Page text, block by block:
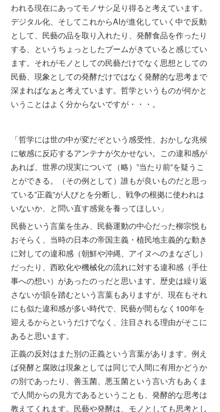
われる現在にあってモノサシ足り得ると考えています。
デジタル化、そしてこれからAIが進化していく中で反動
として、民藝の品を取り入れたり、発酵食品を作ったり
する、というちょっとしたブームがきていると感じてい
ます。それがモノとしての民藝だけでなく思想としての
民藝、現象としての発酵だけではなく発酵的な思考まで
深まればなぁと考えています。哲学というものが何かと
いうことはよく分からないですが・・・。
「哲学には世の中が変だぞという感受性、おかしな兆候
に敏感に反応するアンテナが欠かせない。この違和感が
あれば、世界の現実について（略）”当たり前”を疑うこ
とができる。（その例として）誰もが良いものだと思っ
ている”正義”が人びとを分断し、戦争の根拠に使われは
いないか、と問い直す感覚を養ってほしい」
民藝という言葉を生み、民藝運動の中心だった柳宗悦も
おそらく、当時の日本の帝国主義・植民地主義的な動き
に対しての違和感（朝鮮や沖縄、アイヌへのまなざし）
だったり、西欧化や機械化の流れに対する違和感（手仕
事への想い）があったのっだと思います。歴史は繰り返
さないが韻を踏むという言葉もありますが、現在もそれ
にも似た違和感が多い時代で、民藝が間もなく100年を
迎えるからというだけでなく、注目される理由がそこに
あると思います。
正義の反対はまた別の正義という言葉があります。例え
ば発酵と腐敗は現象としては同じで人間に有用かどうか
の別であったり、善玉菌、悪玉菌という言い方もあくま
で人間からの見方であるということも、発酵的な思考は
教えてくれます。民藝や発酵は、モノとしても思考とし